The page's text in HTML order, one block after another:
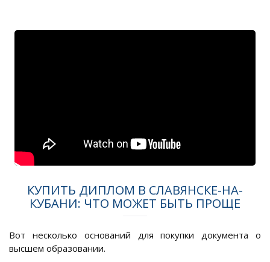
КУПИТЬ ДИПЛОМ В СЛАВЯНСКЕ-НА-
КУБАНИ: ЧТО МОЖЕТ БЫТЬ ПРОЩЕ
Вот несколько оснований для покупки документа о
высшем образовании.